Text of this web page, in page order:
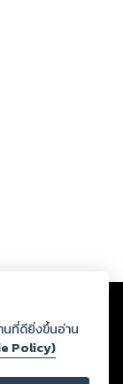
ละเมิดสิทธิใน
ธรรม ดังนั้น ผู้อ่าน
ะหากท่านพบว่าส่วน
เพื่อทีมงานจะได้
มพระราชบัญญัติ
นที่ดียิ่งขึ้นอ่าน
Policy)